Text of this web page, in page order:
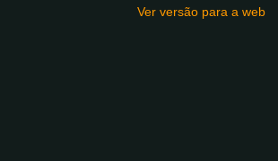
Ver versão para a web